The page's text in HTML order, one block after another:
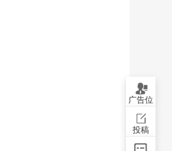
广告位
投稿